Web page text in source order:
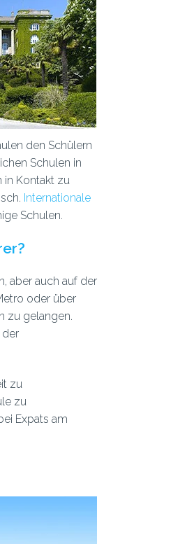
den Schülern
Schulen in
in Kontakt zu
Internationale
Schulen.
aber auch auf der
oder über
zu gelangen.
der
zu
zu
Expats am